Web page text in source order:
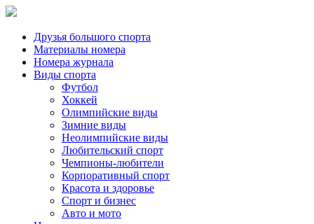
Друзья большого спорта
Материалы номера
Номера журнала
Виды спорта
Футбол
Хоккей
Олимпийские виды
Зимние виды
Неолимпийские виды
Любительский спорт
Чемпионы-любители
Корпоративный спорт
Красота и здоровье
Спорт и бизнес
Авто и мото